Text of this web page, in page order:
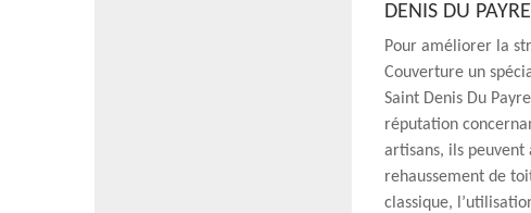
DENIS DU PAYRE
Pour améliorer la
Couverture un
Saint Denis Du
réputation
artisans, ils
rehaussement de
classique,